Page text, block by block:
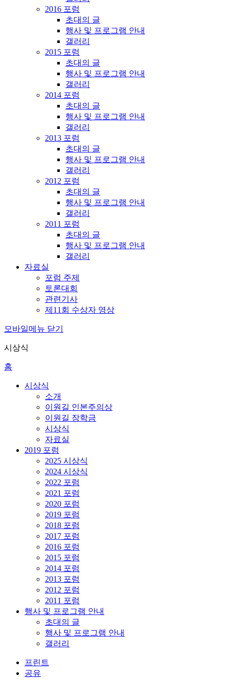
2016 포럼
초대의 글
행사 및 프로그램 안내
갤러리
2015 포럼
초대의 글
행사 및 프로그램 안내
갤러리
2014 포럼
초대의 글
행사 및 프로그램 안내
갤러리
2013 포럼
초대의 글
행사 및 프로그램 안내
갤러리
2012 포럼
초대의 글
행사 및 프로그램 안내
갤러리
2011 포럼
초대의 글
행사 및 프로그램 안내
갤러리
자료실
포럼 주제
토론대회
관련기사
제11회 수상자 영상
모바일메뉴 닫기
시상식
홈
시상식
소개
이원길 인본주의상
이원길 장학금
시상식
자료실
2019 포럼
2025 시상식
2024 시상식
2022 포럼
2021 포럼
2020 포럼
2019 포럼
2018 포럼
2017 포럼
2016 포럼
2015 포럼
2014 포럼
2013 포럼
2012 포럼
2011 포럼
행사 및 프로그램 안내
초대의 글
행사 및 프로그램 안내
갤러리
프린트
공유